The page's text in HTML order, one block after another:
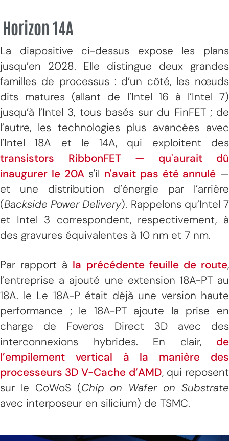
Horizon 14A
La diapositive ci-dessus expose les plans
jusqu’en 2028. Elle distingue deux grandes
familles de processus : d’un côté, les nœuds
dits matures (allant de l’Intel 16 à l’Intel 7)
jusqu’à l’Intel 3, tous basés sur du FinFET ; de
l’autre, les technologies plus avancées avec
l’Intel 18A et le 14A, qui exploitent des
transistors RibbonFET — qu'aurait dû
inaugurer le 20As'il n'avait pas été annulé —
et une distribution d’énergie par l’arrière
(Backside Power Delivery). Rappelons qu’Intel 7
et Intel 3 correspondent, respectivement, à
des gravures équivalentes à 10 nm et 7 nm.
Par rapport à la précédente feuille de route,
l’entreprise a ajouté une extension 18A-PT au
18A. le Le 18A-P était déjà une version haute
performance ; le 18A-PT ajoute la prise en
charge de Foveros Direct 3D avec des
interconnexions hybrides. En clair, de
l’empilement vertical à la manière des
processeurs 3D V-Cache d’AMD, qui reposent
sur le CoWoS (Chip on Wafer on Substrate
avec interposeur en silicium) de TSMC.